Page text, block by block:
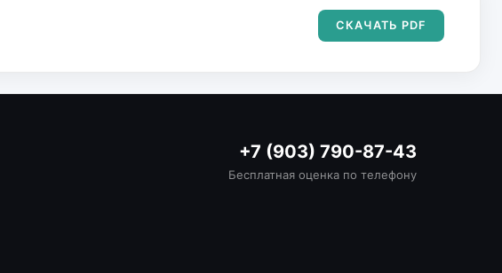
СКАЧАТЬ PDF
+7 (903) 790-87-43
Бесплатная оценка по телефону